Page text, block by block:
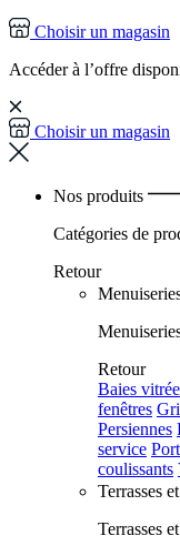
Choisir un magasin
Accéder à l’offre
Choisir un magasin
Nos produits
Catégories de
Retour
Retour
Baies
fenêtres
Persiennes
service
coulissants
Terrasses
Terrasses